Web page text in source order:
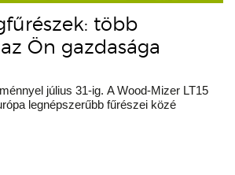
több
Ön gazdasága
július 31-ig. A Wood-Mizer LT15
legnépszerűbb fűrészei közé